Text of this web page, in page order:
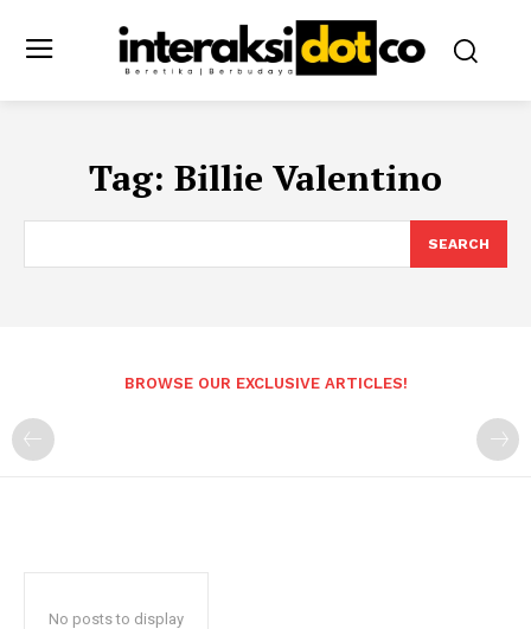
Tag: Billie Valentino
SEARCH
BROWSE OUR EXCLUSIVE ARTICLES!
No posts to display